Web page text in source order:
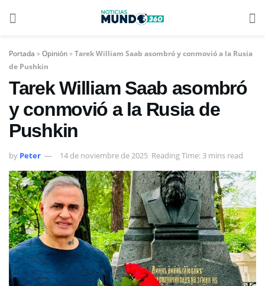
Portada »Opinión»Tarek William Saab asombró y conmovió a la Rusia
de Pushkin
Tarek William Saab asombró
y conmovió a la Rusia de
Pushkin
by Peter 14 de noviembre de 2025 Reading Time: 3 mins read